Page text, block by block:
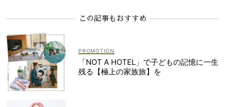
この記事もおすすめ
「NOT A HOTEL」で子どもの記憶に一生
残る【極上の家族旅】を